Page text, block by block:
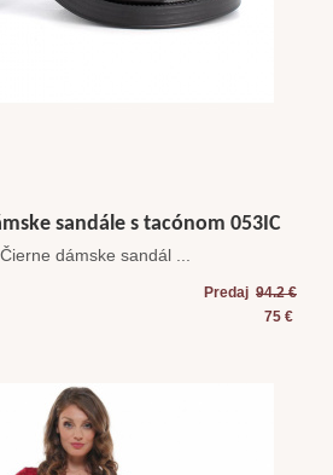
sandále s tacónom 053IC
dámske sandál ...
Predaj 94.2 €
75 €